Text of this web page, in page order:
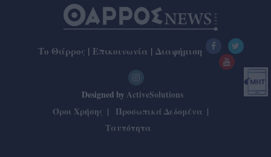
Το Θάρρος | Επικοινωνία | Διαφήμιση
Designed by ActiveSolutions
Όροι Χρήσης
Προσωπικά Δεδομένα
Ταυτότητα